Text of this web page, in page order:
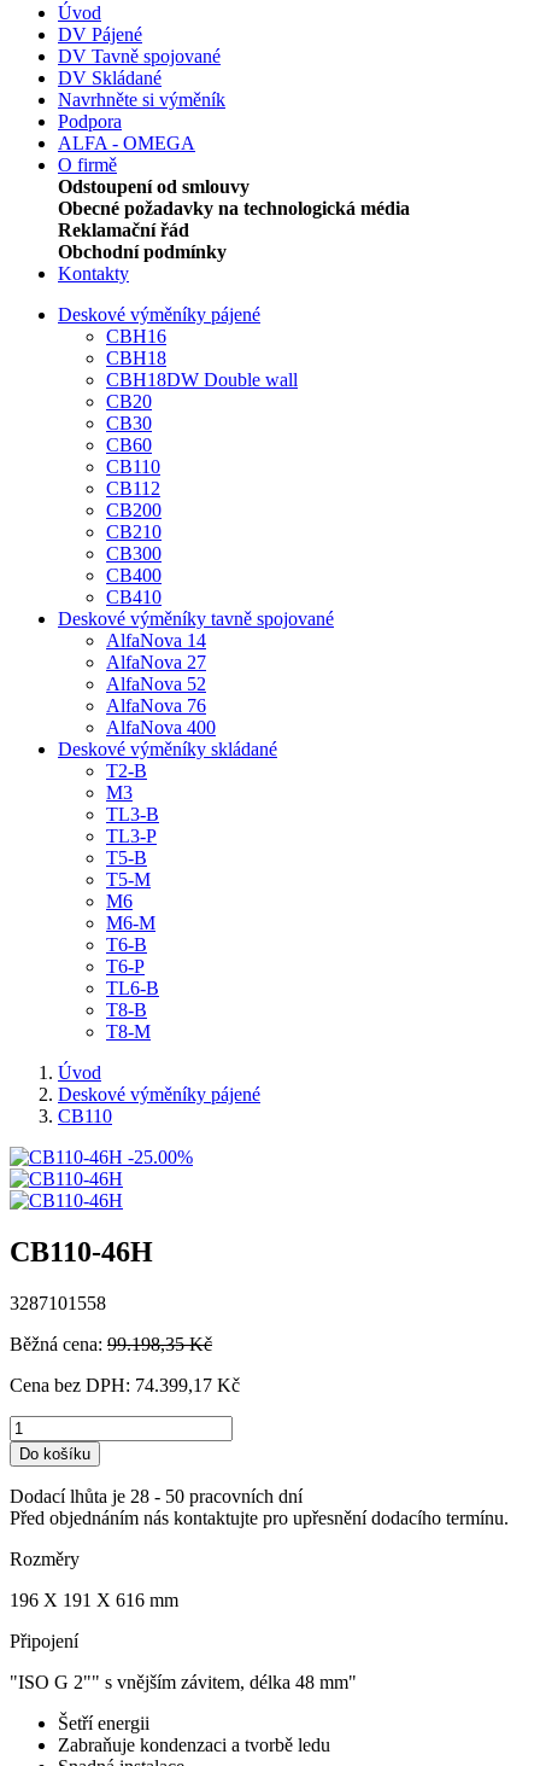
Úvod
DV Pájené
DV Tavně spojované
DV Skládané
Navrhněte si výměník
Podpora
ALFA - OMEGA
O firmě
Odstoupení od smlouvy
Obecné požadavky na technologická média
Reklamační řád
Obchodní podmínky
Kontakty
Deskové výměníky pájené
CBH16
CBH18
CBH18DW Double wall
CB20
CB30
CB60
CB110
CB112
CB200
CB210
CB300
CB400
CB410
Deskové výměníky tavně spojované
AlfaNova 14
AlfaNova 27
AlfaNova 52
AlfaNova 76
AlfaNova 400
Deskové výměníky skládané
T2-B
M3
TL3-B
TL3-P
T5-B
T5-M
M6
M6-M
T6-B
T6-P
TL6-B
T8-B
T8-M
Úvod
Deskové výměníky pájené
CB110
-25.00%
CB110-46H
3287101558
Běžná cena: 99.198,35 Kč
Cena bez DPH: 74.399,17 Kč
Do košíku
Dodací lhůta je 28 - 50 pracovních dní
Před objednáním nás kontaktujte pro upřesnění dodacího termínu.
Rozměry
196 X 191 X 616 mm
Připojení
"ISO G 2"" s vnějším závitem, délka 48 mm"
Šetří energii
Zabraňuje kondenzaci a tvorbě ledu